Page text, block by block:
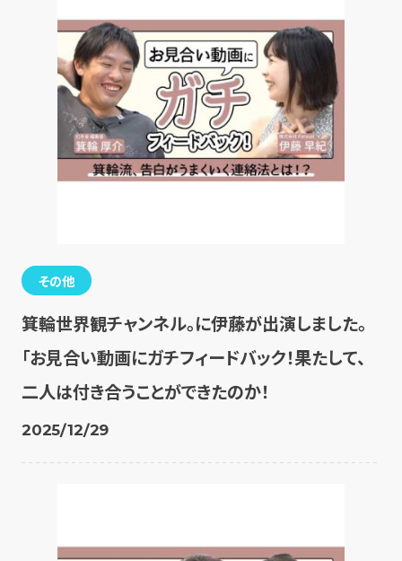
その他
箕輪世界観チャンネル。に伊藤が出演しました。
「お見合い動画にガチフィードバック！果たして、
二人は付き合うことができたのか！
2025/12/29